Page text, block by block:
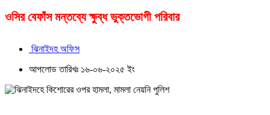
ওসির বেফাঁস মন্তব্যে ক্ষুব্ধ ভুক্তভোগী পরিবার
ঝিনাইদহ অফিস
আপলোড তারিখঃ ১৬-০৬-২০২৫ ইং